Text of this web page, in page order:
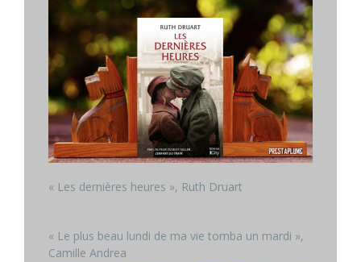
« Les dernières heures », Ruth Druart
« Le plus beau lundi de ma vie tomba un mardi »,
Camille Andrea